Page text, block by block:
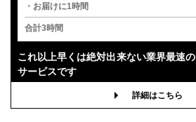
16時までの入稿・校了で当日発送
通常便
入稿・校了から3時間（要確認）
・お届けに1時間
合計3時間
これ以上早くは絶対出来ない業界最速の
サービスです
詳細はこちら